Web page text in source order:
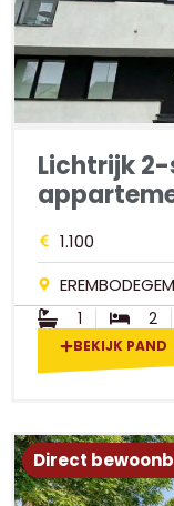
Lichtrijk
1.100
EREMBODEGEM
1 2
BEKIJK PAND
Direct